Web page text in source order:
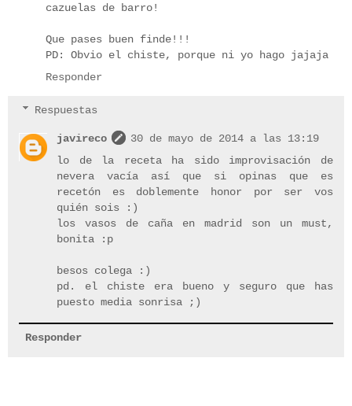
cazuelas de barro!
Que pases buen finde!!!
PD: Obvio el chiste, porque ni yo hago jajaja
Responder
Respuestas
javireco
30 de mayo de 2014 a las 13:19
lo de la receta ha sido improvisación de
nevera vacía así que si opinas que es
recetón es doblemente honor por ser vos
quién sois :)
los vasos de caña en madrid son un must,
bonita :p
besos colega :)
pd. el chiste era bueno y seguro que has
puesto media sonrisa ;)
Responder